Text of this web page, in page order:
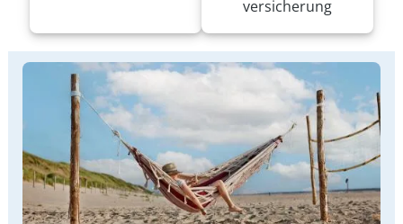
versicherung